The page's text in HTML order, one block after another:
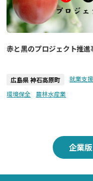
赤と黒のプロジェクト推進
広島県 神石高原町
就業支援
環境保全
農林水産業
企業